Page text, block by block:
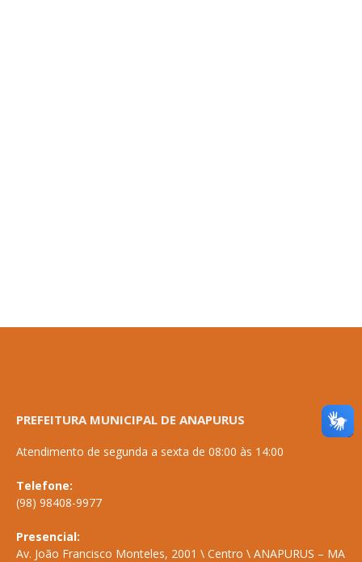
PREFEITURA MUNICIPAL DE ANAPURUS
Atendimento de segunda a sexta de 08:00 às 14:00
Telefone:
(98) 98408-9977
Presencial:
Av. João Francisco Monteles, 2001 \ Centro \ ANAPURUS – MA